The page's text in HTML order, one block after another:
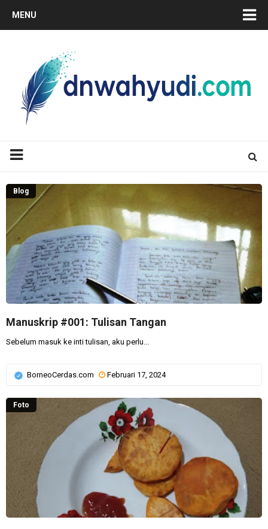
MENU
Manuskrip #001: Tulisan Tangan
Blog
Sebelum masuk ke inti tulisan, aku perlu...
BorneoCerdas.com Februari 17, 2024
Foto